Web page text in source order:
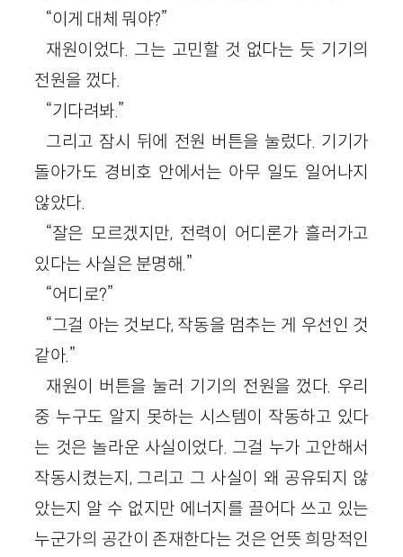
“이게 대체 뭐야?”
재원이었다. 그는 고민할 것 없다는 듯 기기의
전원을 껐다.
“기다려봐.”
그리고 잠시 뒤에 전원 버튼을 눌렀다. 기기가
돌아가도 경비호 안에서는 아무 일도 일어나지
않았다.
“잘은 모르겠지만, 전력이 어디론가 흘러가고
있다는 사실은 분명해.”
“어디로?”
“그걸 아는 것보다, 작동을 멈추는 게 우선인 것
같아.”
재원이 버튼을 눌러 기기의 전원을 껐다. 우리
중 누구도 알지 못하는 시스템이 작동하고 있다
는 것은 놀라운 사실이었다. 그걸 누가 고안해서
작동시켰는지, 그리고 그 사실이 왜 공유되지 않
았는지 알 수 없지만 에너지를 끌어다 쓰고 있는
누군가의 공간이 존재한다는 것은 언뜻 희망적인